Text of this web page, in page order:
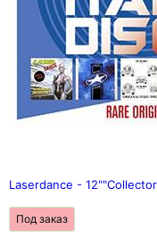
Laserdance -
Под заказ